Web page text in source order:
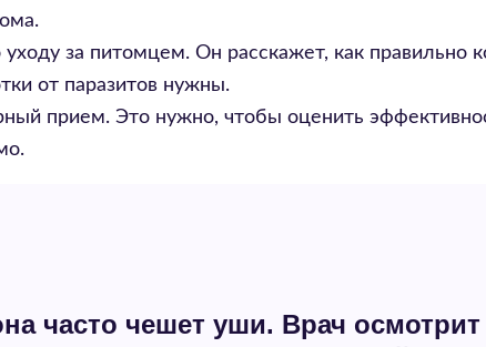
за питомцем. Он расскажет, как правильно
от паразитов нужны.
прием. Это нужно, чтобы оценить
часто чешет уши. Врач осмотрит